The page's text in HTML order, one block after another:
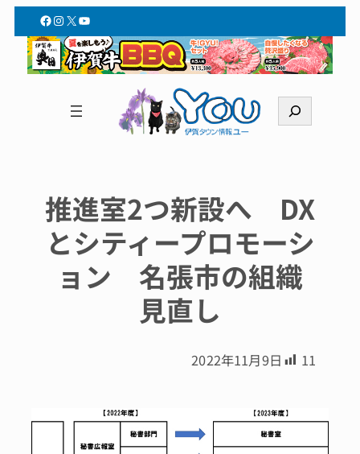
Facebook
Instagram
X YouTube
索
推進室2つ新設へ DX
とシティープロモーシ
ョン 名張市の組織
見直し
2022年11月9日 11